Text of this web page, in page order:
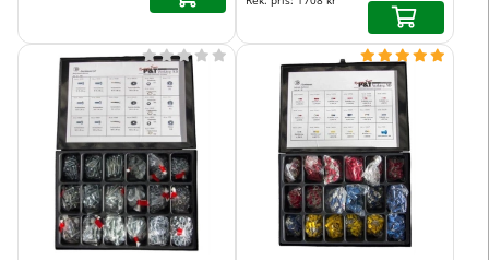
       